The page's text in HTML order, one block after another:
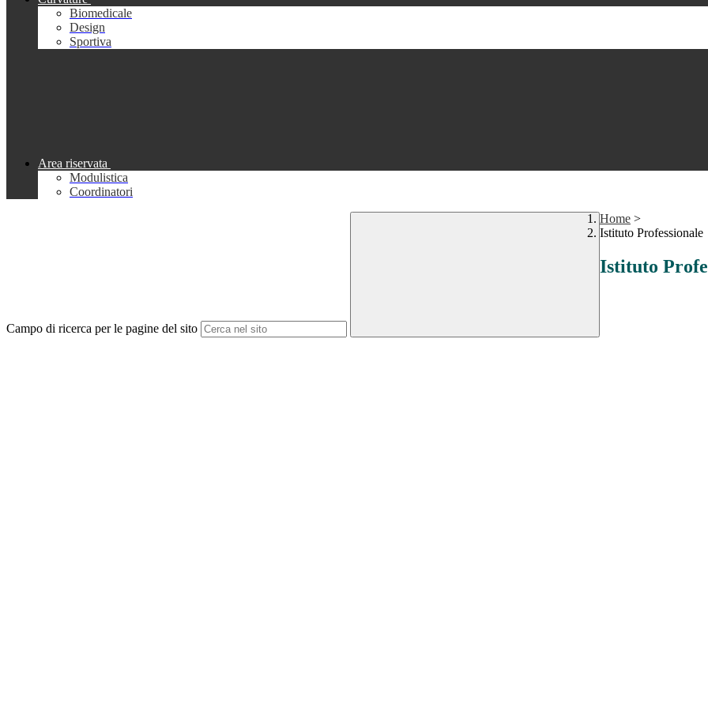
Biomedicale
Design
Sportiva
Area riservata
Modulistica
Coordinatori
Campo di ricerca per le pagine del sito
Home >
Istituto Professionale
Istituto